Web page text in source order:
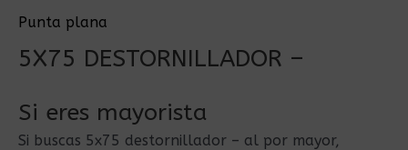
Punta plana
5X75 DESTORNILLADOR –
Si eres mayorista
Si buscas 5x75 destornillador – al por mayor,